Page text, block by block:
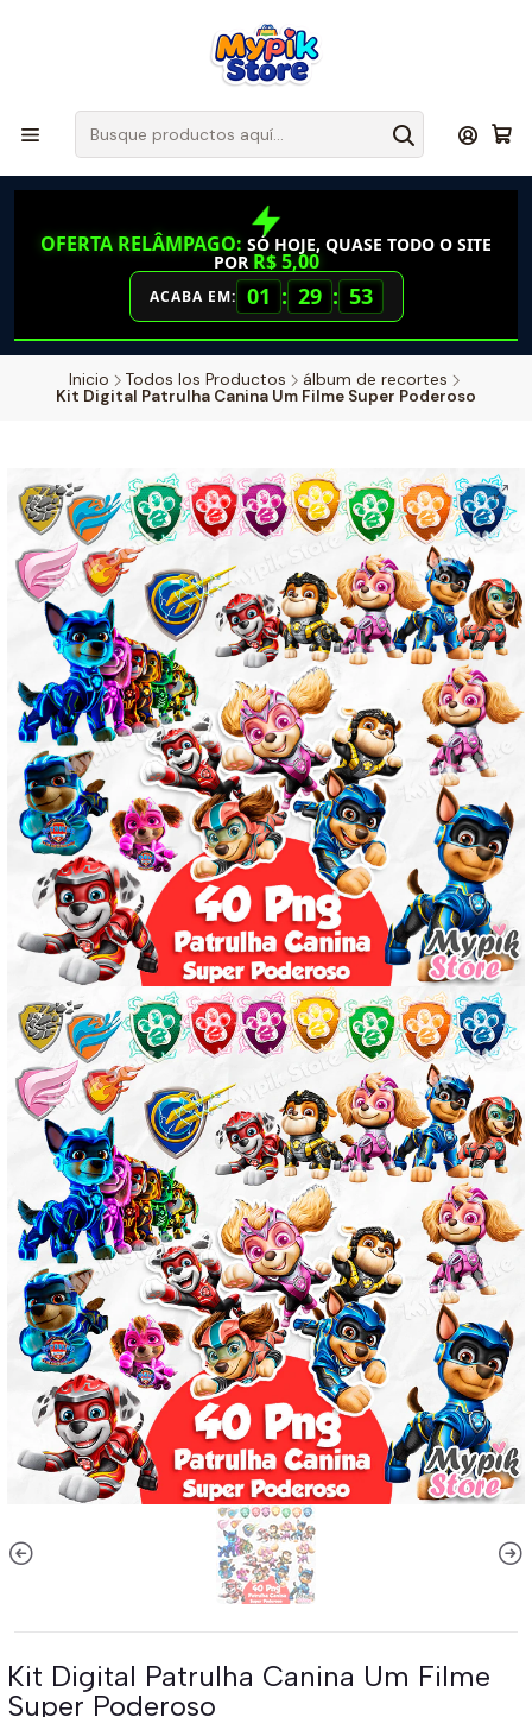
OFERTA RELÂMPAGO: SÓ HOJE, QUASE TODO O SITE
POR R$ 5,00
ACABA EM: 01 : 29 : 52
Inicio Todos los Productos
álbum de recortes
Kit Digital Patrulha Canina Um Filme Super Poderoso
Kit Digital Patrulha Canina Um Filme
Super Poderoso